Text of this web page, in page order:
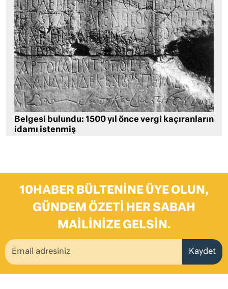
Belgesi bulundu: 1500 yıl önce vergi kaçıranların
idamı istenmiş
10HABER BÜLTENINE ÜYE OLUN,
GÜNDEM ÖZETI HER SABAH
MAILINIZE GELSIN.
Kaydet